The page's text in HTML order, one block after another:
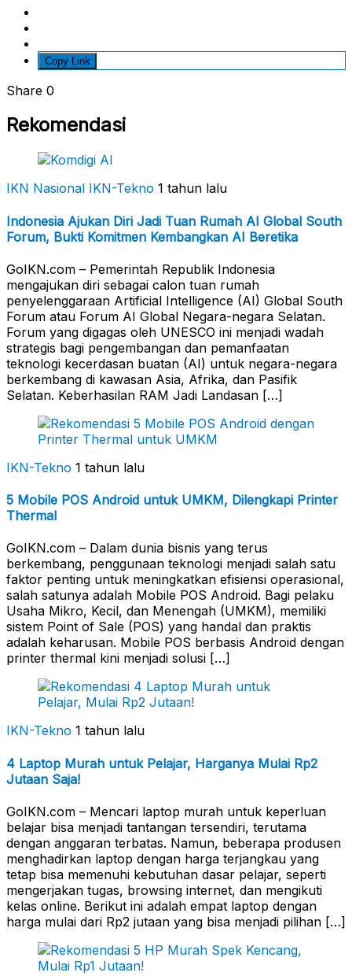
Copy Link
Share 0
Rekomendasi
IKN Nasional IKN-Tekno 1 tahun lalu
Indonesia Ajukan Diri Jadi Tuan Rumah AI Global South
Forum, Bukti Komitmen Kembangkan AI Beretika
GoIKN.com – Pemerintah Republik Indonesia
mengajukan diri sebagai calon tuan rumah
penyelenggaraan Artificial Intelligence (AI) Global South
Forum atau Forum AI Global Negara-negara Selatan.
Forum yang digagas oleh UNESCO ini menjadi wadah
strategis bagi pengembangan dan pemanfaatan
teknologi kecerdasan buatan (AI) untuk negara-negara
berkembang di kawasan Asia, Afrika, dan Pasifik
Selatan. Keberhasilan RAM Jadi Landasan […]
IKN-Tekno 1 tahun lalu
5 Mobile POS Android untuk UMKM, Dilengkapi Printer
Thermal
GoIKN.com – Dalam dunia bisnis yang terus
berkembang, penggunaan teknologi menjadi salah satu
faktor penting untuk meningkatkan efisiensi operasional,
salah satunya adalah Mobile POS Android. Bagi pelaku
Usaha Mikro, Kecil, dan Menengah (UMKM), memiliki
sistem Point of Sale (POS) yang handal dan praktis
adalah keharusan. Mobile POS berbasis Android dengan
printer thermal kini menjadi solusi […]
IKN-Tekno 1 tahun lalu
4 Laptop Murah untuk Pelajar, Harganya Mulai Rp2
Jutaan Saja!
GoIKN.com – Mencari laptop murah untuk keperluan
belajar bisa menjadi tantangan tersendiri, terutama
dengan anggaran terbatas. Namun, beberapa produsen
menghadirkan laptop dengan harga terjangkau yang
tetap bisa memenuhi kebutuhan dasar pelajar, seperti
mengerjakan tugas, browsing internet, dan mengikuti
kelas online. Berikut ini adalah empat laptop dengan
harga mulai dari Rp2 jutaan yang bisa menjadi pilihan […]